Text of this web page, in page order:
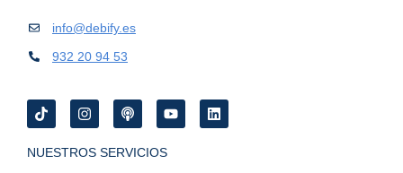
info@debify.es
932 20 94 53
NUESTROS SERVICIOS